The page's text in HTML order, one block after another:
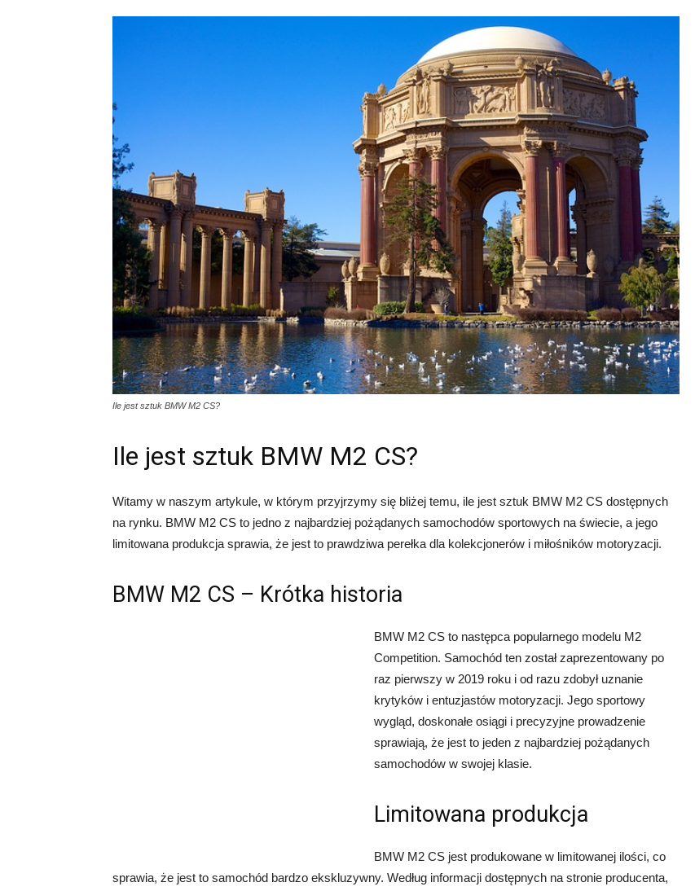
Ile jest sztuk BMW M2 CS?
Ile jest sztuk BMW M2 CS?
Witamy w naszym artykule, w którym przyjrzymy się bliżej temu, ile jest sztuk BMW M2 CS dostępnych
na rynku. BMW M2 CS to jedno z najbardziej pożądanych samochodów sportowych na świecie, a jego
limitowana produkcja sprawia, że jest to prawdziwa perełka dla kolekcjonerów i miłośników motoryzacji.
BMW M2 CS – Krótka historia
BMW M2 CS to następca popularnego modelu M2
Competition. Samochód ten został zaprezentowany po
raz pierwszy w 2019 roku i od razu zdobył uznanie
krytyków i entuzjastów motoryzacji. Jego sportowy
wygląd, doskonałe osiągi i precyzyjne prowadzenie
sprawiają, że jest to jeden z najbardziej pożądanych
samochodów w swojej klasie.
Limitowana produkcja
BMW M2 CS jest produkowane w limitowanej ilości, co
sprawia, że jest to samochód bardzo ekskluzywny. Według informacji dostępnych na stronie producenta,